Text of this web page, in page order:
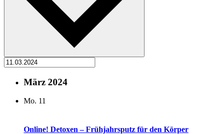
März 2024
Mo. 11
Online! Detoxen – Frühjahrsputz für den Körper